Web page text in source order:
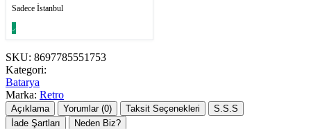
Sadece İstanbul
SKU: 8697785551753
Kategori:
Batarya
Marka: Retro
Açıklama Yorumlar (0) Taksit Seçenekleri
S.S.S
İade Şartları
Neden Biz?